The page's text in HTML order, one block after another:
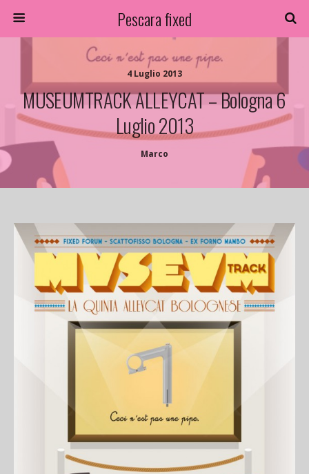
Pescara fixed
4 Luglio 2013
MUSEUMTRACK ALLEYCAT – Bologna 6
Luglio 2013
Marco